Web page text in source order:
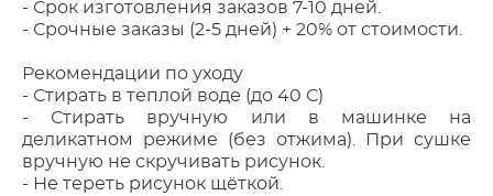
- Срок изготовления заказов 7-10 дней.
- Срочные заказы (2-5 дней) + 20% от стоимости.
Рекомендации по уходу
- Стирать в теплой воде (до 40 С)
- Стирать вручную или в машинке на
деликатном режиме (без отжима). При сушке
вручную не скручивать рисунок.
- Не тереть рисунок щёткой.